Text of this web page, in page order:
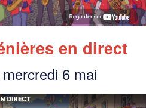
en direct
6 mai